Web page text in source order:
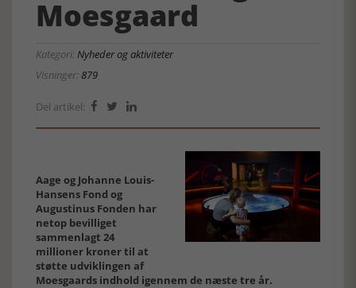
Moesgaard
Kategori:Nyheder og aktiviteter
Visninger:879
Del artikel:   
Aage og Johanne Louis-
Hansens Fond og
Augustinus Fonden har
netop bevilliget
sammenlagt 24
millioner kroner til at
støtte udviklingen af
Moesgaards indhold igennem de næste tre år.